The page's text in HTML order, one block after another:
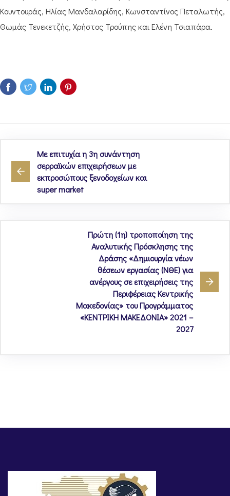
Κουντουράς, Ηλίας Μανδαλαρίδης, Κωνσταντίνος Πεταλωτής,
Θωμάς Τενεκετζής, Χρήστος Τρούπης και Ελένη Τσιαπάρα.
Με επιτυχία η 3η συνάντηση
σερραϊκών επιχειρήσεων με
εκπροσώπους ξενοδοχείων και
super market
Πρώτη (1η) τροποποίηση της
Αναλυτικής Πρόσκλησης της
Δράσης «Δημιουργία νέων
θέσεων εργασίας (ΝΘΕ) για
ανέργους σε επιχειρήσεις της
Περιφέρειας Κεντρικής
Μακεδονίας» του Προγράμματος
«ΚΕΝΤΡΙΚΗ ΜΑΚΕΔΟΝΙΑ» 2021 –
2027